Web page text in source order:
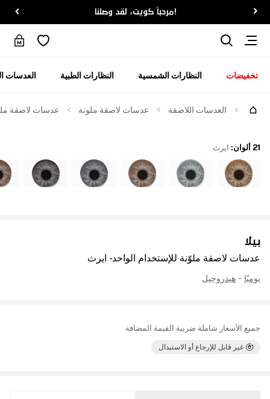
!مرحباً كويت، لقد وصلنا
تخفيضات النظارات الشمسية النظارات الطبية العدسات
العدسات اللاصقة عدسات لاصقة ملونة عدسات لاصقة
بيلا
عدسات لاصقة ملوّنة للإستخدام الواحد - ايرث
يوميًا - هيدروجيل
جميع الأسعار شاملة ضريبة القيمة المضافة
غير قابل للإرجاع أو الاستبدال
21 ألوان : ايرث